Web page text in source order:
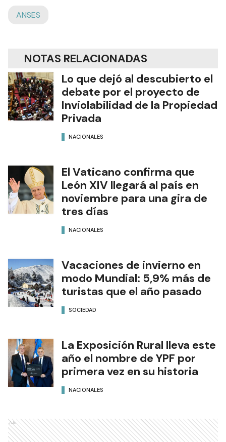
ANSES
NOTAS RELACIONADAS
Lo que dejó al descubierto el
debate por el proyecto de
Inviolabilidad de la Propiedad
Privada
NACIONALES
El Vaticano confirma que
León XIV llegará al país en
noviembre para una gira de
tres días
NACIONALES
Vacaciones de invierno en
modo Mundial: 5,9% más de
turistas que el año pasado
SOCIEDAD
La Exposición Rural lleva este
año el nombre de YPF por
primera vez en su historia
NACIONALES
Ads